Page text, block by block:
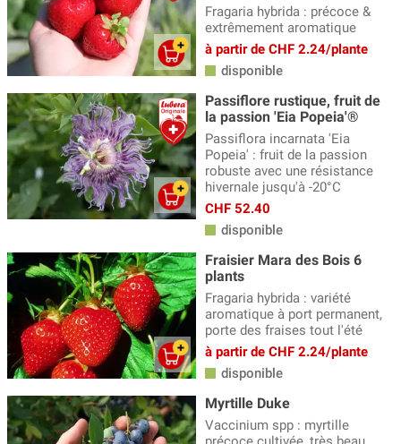
Fragaria hybrida : précoce &
extrêmement aromatique
à partir de CHF 2.24/plante
disponible
Passiflore rustique, fruit de
la passion 'Eia Popeia'®
Passiflora incarnata 'Eia
Popeia' : fruit de la passion
robuste avec une résistance
hivernale jusqu'à -20°C
CHF 52.40
disponible
Fraisier Mara des Bois 6
plants
Fragaria hybrida : variété
aromatique à port permanent,
porte des fraises tout l'été
à partir de CHF 2.24/plante
disponible
Myrtille Duke
Vaccinium spp : myrtille